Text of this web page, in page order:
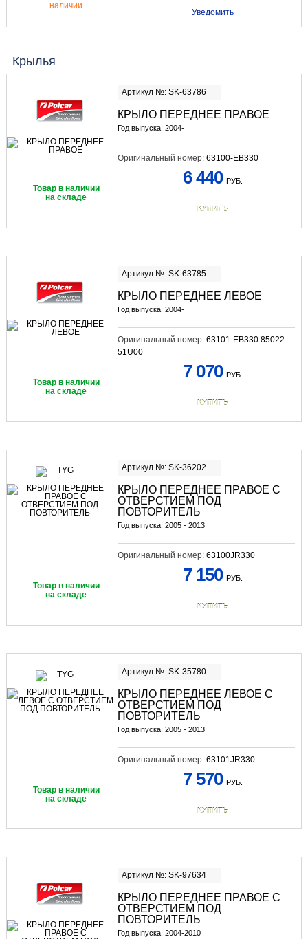
наличии
Уведомить
Крылья
Артикул №: SK-63786
КРЫЛО ПЕРЕДНЕЕ ПРАВОЕ
Год выпуска: 2004-
Оригинальный номер: 63100-EB330
Товар в наличии
на складе
6 440 РУБ.
КУПИТЬ
Артикул №: SK-63785
КРЫЛО ПЕРЕДНЕЕ ЛЕВОЕ
Год выпуска: 2004-
Оригинальный номер: 63101-EB330 85022-
51U00
Товар в наличии
на складе
7 070 РУБ.
КУПИТЬ
Артикул №: SK-36202
КРЫЛО ПЕРЕДНЕЕ ПРАВОЕ С
ОТВЕРСТИЕМ ПОД
ПОВТОРИТЕЛЬ
Год выпуска: 2005 - 2013
Оригинальный номер: 63100JR330
Товар в наличии
на складе
7 150 РУБ.
КУПИТЬ
Артикул №: SK-35780
КРЫЛО ПЕРЕДНЕЕ ЛЕВОЕ С
ОТВЕРСТИЕМ ПОД
ПОВТОРИТЕЛЬ
Год выпуска: 2005 - 2013
Оригинальный номер: 63101JR330
Товар в наличии
на складе
7 570 РУБ.
КУПИТЬ
Артикул №: SK-97634
КРЫЛО ПЕРЕДНЕЕ ПРАВОЕ С
ОТВЕРСТИЕМ ПОД
ПОВТОРИТЕЛЬ
Год выпуска: 2004-2010